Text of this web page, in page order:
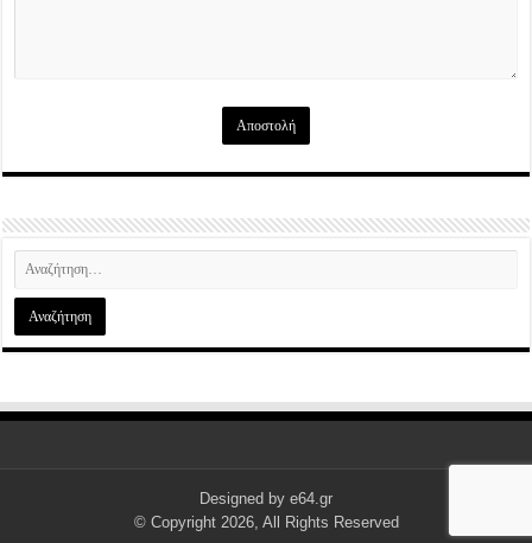
Designed by e64.gr
© Copyright 2026, All Rights Reserved